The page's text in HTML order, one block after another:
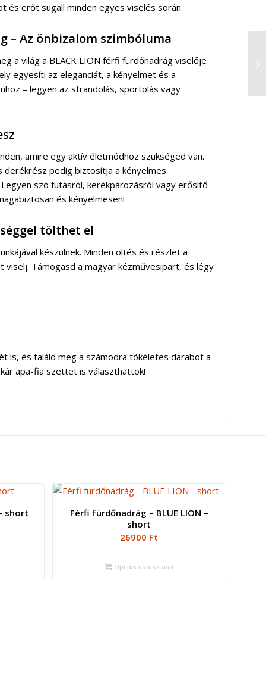
és erőt sugall minden egyes viselés során.
– Az önbizalom szimbóluma
a világ a BLACK LION férfi fürdőnadrág viselője
egyesíti az eleganciát, a kényelmet és a
– legyen az strandolás, sportolás vagy
amire egy aktív életmódhoz szükséged van.
derékrész pedig biztosítja a kényelmes
szó futásról, kerékpározásról vagy erősítő
és kényelmesen!
tölthet el
készülnek. Minden öltés és részlet a
Támogasd a magyar kézművesipart, és légy
is, és találd meg a számodra tökéletes darabot a
apa-fia szettet is választhattok!
short
Férfi fürdőnadrág – BLUE LION –
short
26900 Ft
Opciók választása